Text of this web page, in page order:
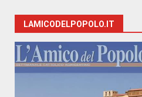
LAMICODELPOPOLO.IT